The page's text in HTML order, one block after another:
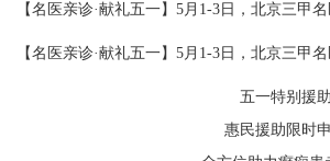
五一特别援助
惠民援助限时